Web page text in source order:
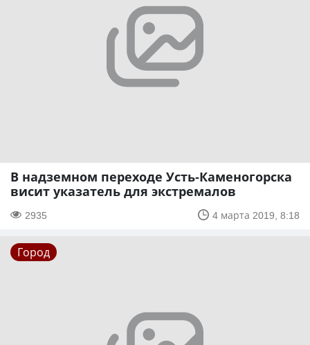
В надземном переходе Усть-Каменогорска
висит указатель для экстремалов
2935 4 марта 2019, 8:18
Город